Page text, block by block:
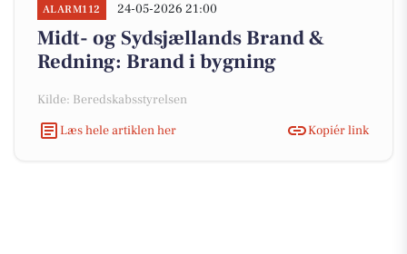
ALARM112 24-05-2026 21:00
Midt- og Sydsjællands Brand &
Redning: Brand i bygning
Kilde: Beredskabsstyrelsen
Læs hele artiklen her
Kopiér link